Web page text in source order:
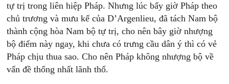
tự trị trong liên hiệp Pháp. Nhưng lúc bấy giờ Pháp theo
chủ trương và mưu kế của D’Argenlieu, đã tách Nam bộ
thành cộng hòa Nam bộ tự trị, cho nên bây giờ nhượng
bộ điểm này ngay, khi chưa có trưng cầu dân ý thì có vẻ
Pháp chịu thua sao. Cho nên Pháp không nhượng bộ về
vấn đề thống nhất lãnh thổ.